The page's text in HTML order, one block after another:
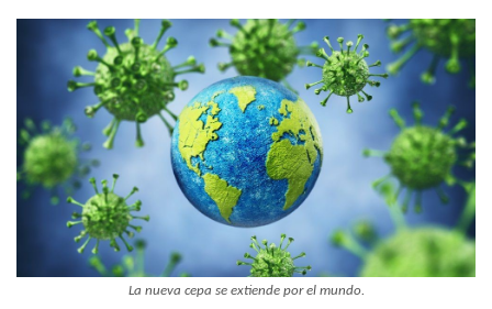
La nueva cepa se extiende por el mundo.